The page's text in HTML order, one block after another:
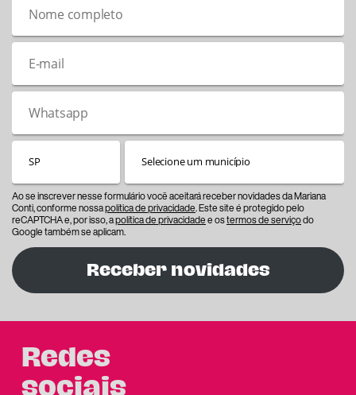
Ao se inscrever nesse formulário você aceitará receber novidades da Mariana
Conti, conforme nossapolítica de privacidade. Este site é protegido pelo
reCAPTCHA e, por isso, apolítica de privacidadee ostermos de serviçodo
Google também se aplicam.
Receber novidades
Redes
sociais